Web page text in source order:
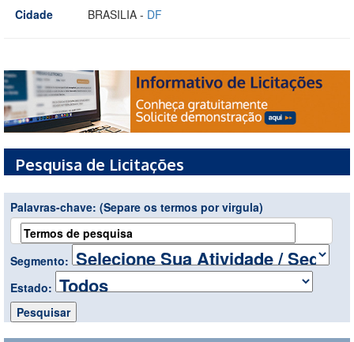
Cidade BRASILIA - DF
Pesquisa de Licitações
Palavras-chave: (Separe os termos por virgula)
Segmento:
Estado: